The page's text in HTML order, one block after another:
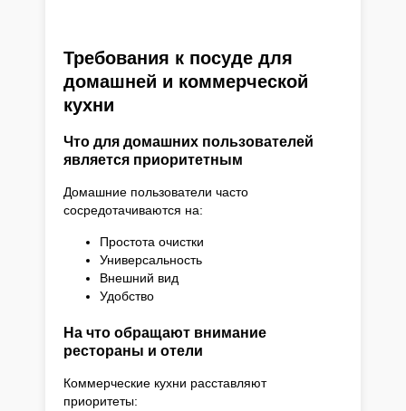
Требования к посуде для
домашней и коммерческой
кухни
Что для домашних пользователей
является приоритетным
Домашние пользователи часто
сосредотачиваются на:
Простота очистки
Универсальность
Внешний вид
Удобство
На что обращают внимание
рестораны и отели
Коммерческие кухни расставляют
приоритеты: